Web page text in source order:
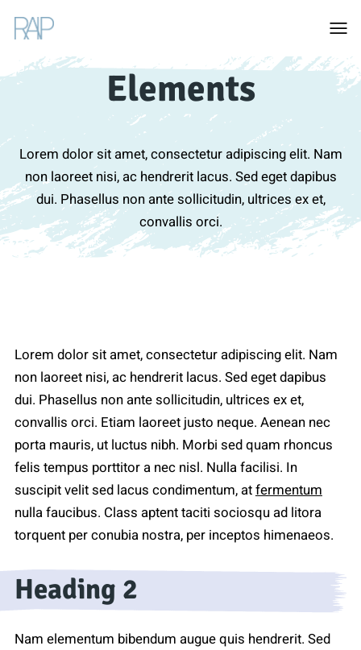
Elements
Lorem dolor sit amet, consectetur adipiscing elit. Nam
non laoreet nisi, ac hendrerit lacus. Sed eget dapibus
dui. Phasellus non ante sollicitudin, ultrices ex et,
convallis orci.
Lorem dolor sit amet, consectetur adipiscing elit. Nam
non laoreet nisi, ac hendrerit lacus. Sed eget dapibus
dui. Phasellus non ante sollicitudin, ultrices ex et,
convallis orci. Etiam laoreet justo neque. Aenean nec
porta mauris, ut luctus nibh. Morbi sed quam rhoncus
felis tempus porttitor a nec nisl. Nulla facilisi. In
suscipit velit sed lacus condimentum, atfermentum
nulla faucibus. Class aptent taciti sociosqu ad litora
torquent per conubia nostra, per inceptos himenaeos.
Heading 2
Nam elementum bibendum augue quis hendrerit. Sed